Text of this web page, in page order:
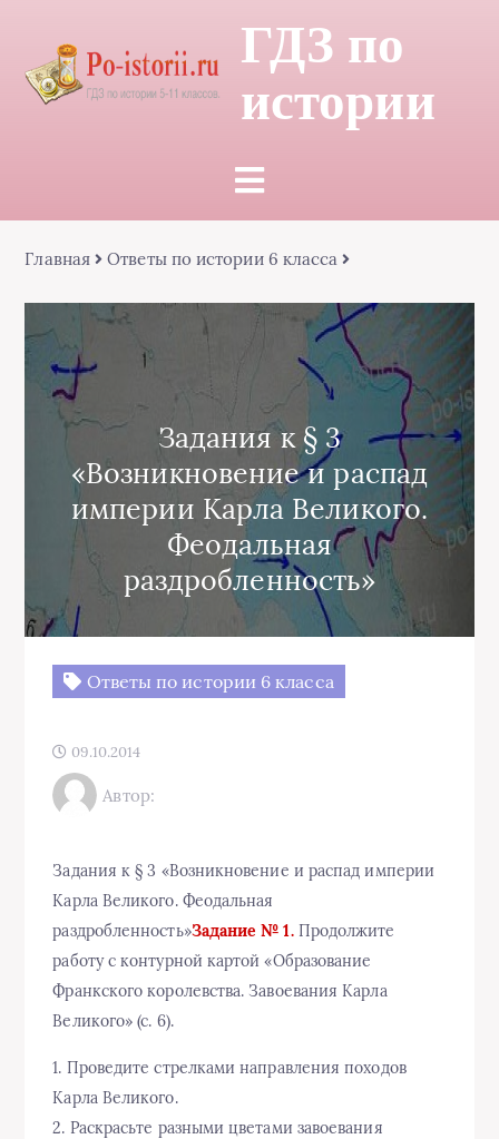
ГДЗ по
истории
Главная Ответы по истории 6 класса
Задания к § 3
«Возникновение и распад
империи Карла Великого.
Феодальная
раздробленность»
Ответы по истории 6 класса
09.10.2014
Автор:
Задания к § 3 «Возникновение и распад империи
Карла Великого. Феодальная
раздробленность»Задание № 1. Продолжите
работу с контурной картой «Образование
Франкского королевства. Завоевания Карла
Великого» (с. 6).
1. Проведите стрелками направления походов
Карла Великого.
2. Раскрасьте разными цветами завоевания